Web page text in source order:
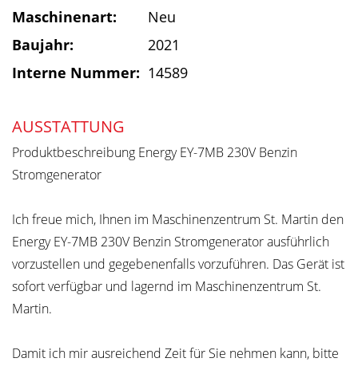
Maschinenart:
Neu
Baujahr:
2021
Interne Nummer: 14589
AUSSTATTUNG
Produktbeschreibung Energy EY-7MB 230V Benzin
Stromgenerator
Ich freue mich, Ihnen im Maschinenzentrum St. Martin den
Energy EY-7MB 230V Benzin Stromgenerator ausführlich
vorzustellen und gegebenenfalls vorzuführen. Das Gerät ist
sofort verfügbar und lagernd im Maschinenzentrum St.
Martin.
Damit ich mir ausreichend Zeit für Sie nehmen kann, bitte